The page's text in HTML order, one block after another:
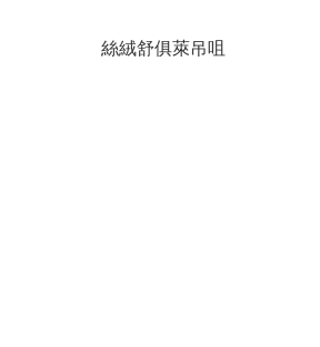
絲絨舒俱萊吊咀